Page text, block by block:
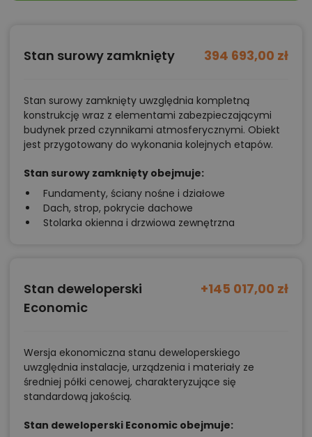
Stan surowy zamknięty 394 693,00 zł
Stan surowy zamknięty uwzględnia kompletną
konstrukcję wraz z elementami zabezpieczającymi
budynek przed czynnikami atmosferycznymi. Obiekt
jest przygotowany do wykonania kolejnych etapów.
Stan surowy zamknięty obejmuje:
Fundamenty, ściany nośne i działowe
Dach, strop, pokrycie dachowe
Stolarka okienna i drzwiowa zewnętrzna
Stan deweloperski
Economic
+145 017,00 zł
Wersja ekonomiczna stanu deweloperskiego
uwzględnia instalacje, urządzenia i materiały ze
średniej półki cenowej, charakteryzujące się
standardową jakością.
Stan deweloperski Economic obejmuje: